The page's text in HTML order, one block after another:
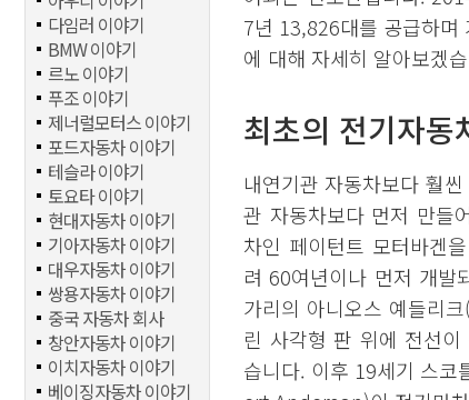
다임러 이야기
BMW 이야기
르노 이야기
푸조 이야기
제너럴모터스 이야기
포드자동차 이야기
테슬라 이야기
토요타 이야기
현대자동차 이야기
기아자동차 이야기
대우자동차 이야기
쌍용자동차 이야기
중국 자동차 회사
창안자동차 이야기
이치자동차 이야기
베이징자동차 이야기
7년 13,826대를 공급하며
에 대해 자세히 알아보겠
최초의 전기자동
내연기관 자동차보다 훨
관 자동차보다 먼저 만들
차인 페이턴트 모터바겐
려 60여년이나 먼저 개발
가리의 아니오스 예들리
린 사각형 판 위에 전선
습니다. 이후 19세기 스코